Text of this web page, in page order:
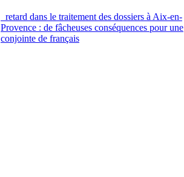
retard dans le traitement des dossiers à Aix-en-
Provence : de fâcheuses conséquences pour une
conjointe de français